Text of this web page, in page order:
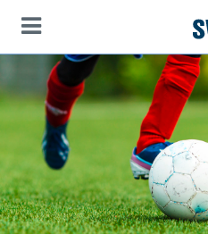
Themennavigation
Seitenanfang